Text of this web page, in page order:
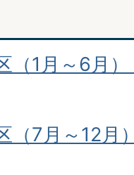
（1月～6月
（7月～12月